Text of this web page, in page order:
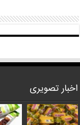
اخبار تصویری